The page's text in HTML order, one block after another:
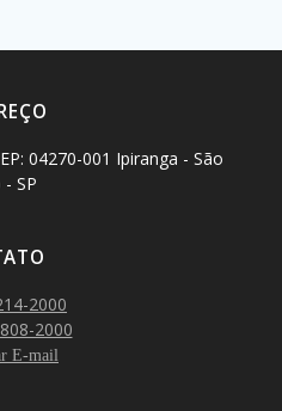
04270-001 Ipiranga - São
- SP
2000
2000
E-mail